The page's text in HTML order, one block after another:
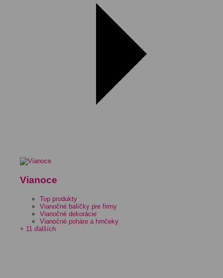
Vianoce
Top produkty
Vianočné balíčky pre firmy
Vianočné dekorácie
Vianočné poháre a hrnčeky
+ 11 ďalších